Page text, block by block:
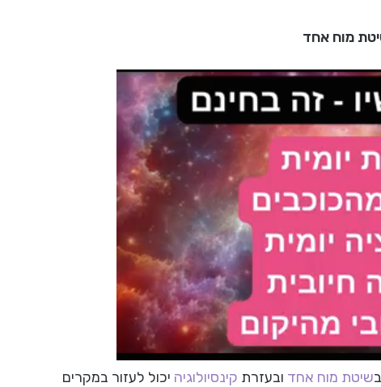
מוח אחד
שיטת מוח אחד ובעזרת קינסיולוגיה יכול לעזור במקרים